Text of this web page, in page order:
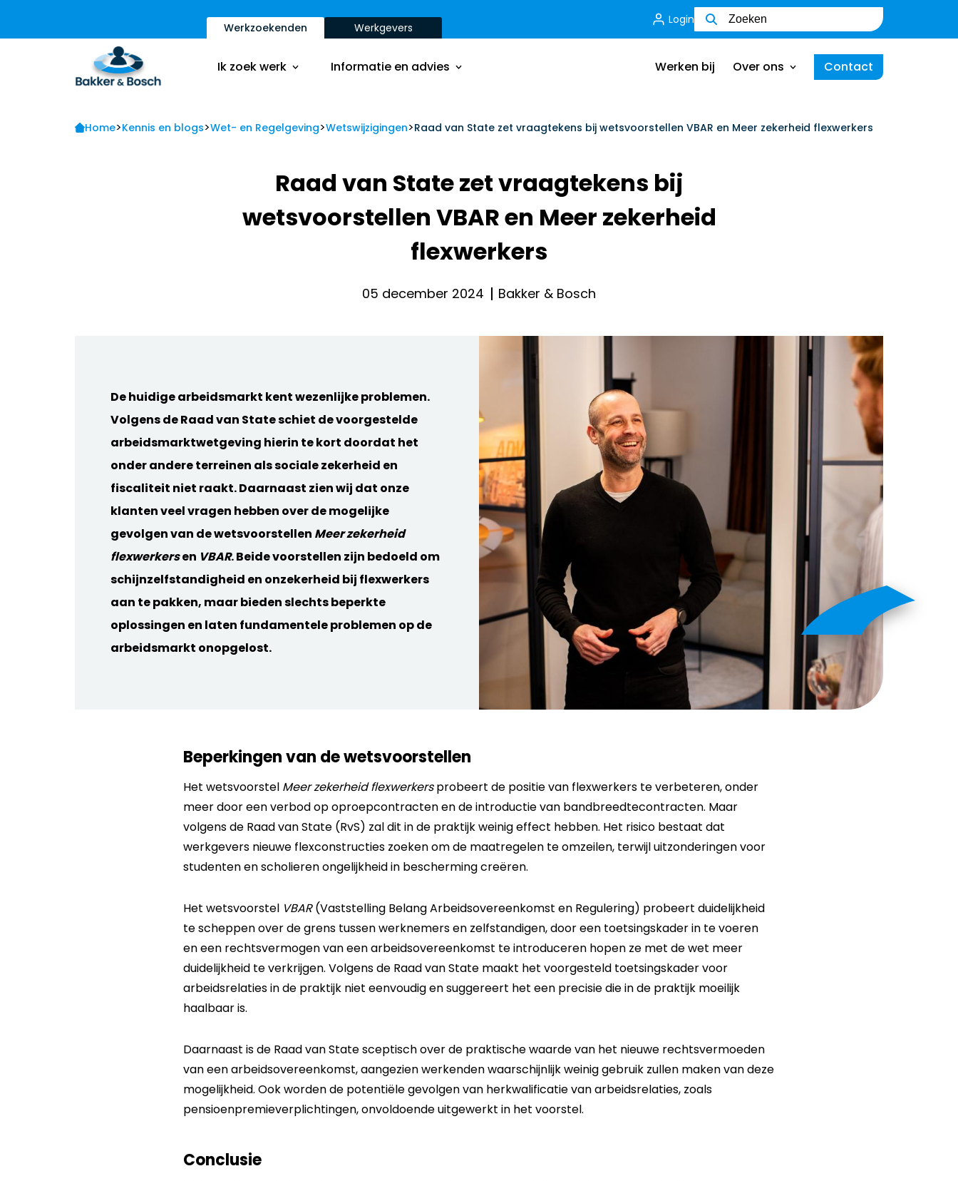
Werkzoekenden Werkgevers
Login
Ik zoek werk
Vacatures
Sollicitatietips
Contact
Informatie en advies
Onze aanpak
Onze opdrachtgevers
Inzichten
Werken bij Over ons
Wie zijn wij
Contact
Vacatures
Inschrijfformulier
Onze aanpak
Onze dienstverbanden
Wie zijn wij
Home>Kennis en blogs>Wet- en Regelgeving>Wetswijzigingen>Raad van State zet vraagtekens bij wetsvoorstellen VBAR en Meer zekerheid flexwerkers
Raad van State zet vraagtekens bij
wetsvoorstellen VBAR en Meer zekerheid
flexwerkers
05 december 2024 Bakker & Bosch
De huidige arbeidsmarkt kent wezenlijke problemen.
Volgens de Raad van State schiet de voorgestelde
arbeidsmarktwetgeving hierin te kort doordat het
onder andere terreinen als sociale zekerheid en
fiscaliteit niet raakt. Daarnaast zien wij dat onze
klanten veel vragen hebben over de mogelijke
gevolgen van de wetsvoorstellen Meer zekerheid
flexwerkersen VBAR. Beide voorstellen zijn bedoeld om
schijnzelfstandigheid en onzekerheid bij flexwerkers
aan te pakken, maar bieden slechts beperkte
oplossingen en laten fundamentele problemen op de
arbeidsmarkt onopgelost.
Beperkingen van de wetsvoorstellen
Het wetsvoorstel Meer zekerheid flexwerkersprobeert de positie van flexwerkers te verbeteren, onder
meer door een verbod op oproepcontracten en de introductie van bandbreedtecontracten. Maar
volgens de Raad van State (RvS) zal dit in de praktijk weinig effect hebben. Het risico bestaat dat
werkgevers nieuwe flexconstructies zoeken om de maatregelen te omzeilen, terwijl uitzonderingen voor
studenten en scholieren ongelijkheid in bescherming creëren.
Het wetsvoorstel VBAR(Vaststelling Belang Arbeidsovereenkomst en Regulering) probeert duidelijkheid
te scheppen over de grens tussen werknemers en zelfstandigen, door een toetsingskader in te voeren
en een rechtsvermogen van een arbeidsovereenkomst te introduceren hopen ze met de wet meer
duidelijkheid te verkrijgen. Volgens de Raad van State maakt het voorgesteld toetsingskader voor
arbeidsrelaties in de praktijk niet eenvoudig en suggereert het een precisie die in de praktijk moeilijk
haalbaar is.
Daarnaast is de Raad van State sceptisch over de praktische waarde van het nieuwe rechtsvermoeden
van een arbeidsovereenkomst, aangezien werkenden waarschijnlijk weinig gebruik zullen maken van deze
mogelijkheid. Ook worden de potentiële gevolgen van herkwalificatie van arbeidsrelaties, zoals
pensioenpremieverplichtingen, onvoldoende uitgewerkt in het voorstel.
Conclusie